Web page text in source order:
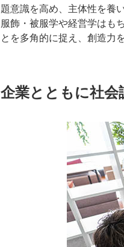
題意識を高め、主体性を養い
服飾・被服学や経営学はも
とを多角的に捉え、創造力
企業とともに社